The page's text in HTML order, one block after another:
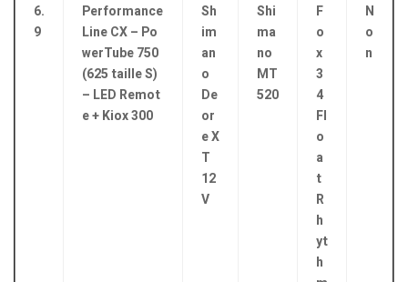
6.
9
Performance
Line CX – Po
werTube 750
(625 taille S)
– LED Remot
e + Kiox 300
Sh
im
an
o
De
or
e X
T
12
V
Shi
ma
no
MT
520
F
o
x
3
4
Fl
o
a
t
R
h
yt
h
N
o
n